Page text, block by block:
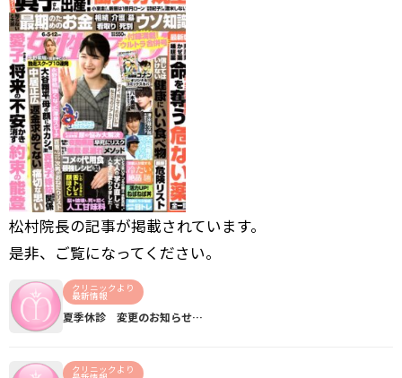
松村院長の記事が掲載されています。
是非、ご覧になってください。
クリニックより
最新情報
夏季休診 変更のお知らせ…
クリニックより